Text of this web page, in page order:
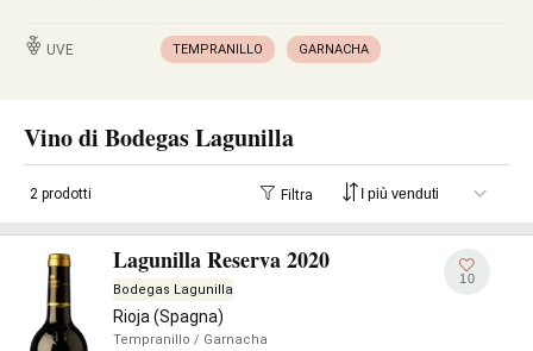
UVE TEMPRANILLO GARNACHA
Vino di Bodegas Lagunilla
2 prodotti Filtra
Lagunilla Reserva 2020
Bodegas Lagunilla
Rioja (Spagna)
Tempranillo / Garnacha
10